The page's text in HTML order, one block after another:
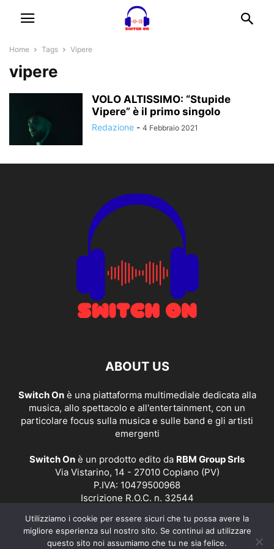
Home Tags Vipere
vipere
VOLO ALTISSIMO: “Stupide
Vipere” è il primo singolo
Redazione - 4 Febbraio 2021
ABOUT US
Switch Onè una piattaforma multimediale dedicata alla
musica, allo spettacolo e all'entertainment, con un
particolare focus sulla musica e sulle band e gli artisti
emergenti
Switch On è un prodotto edito da RBM Group Srls
Via Vistarino, 14 - 27010 Copiano (PV)
P.IVA: 10479500968
Iscrizione R.O.C. n. 32544
Contact us: redazione@switchonmusic.it
Utilizziamo i cookie per essere sicuri che tu possa avere la
migliore esperienza sul nostro sito. Se continui ad utilizzare
questo sito noi assumiamo che tu ne sia felice.